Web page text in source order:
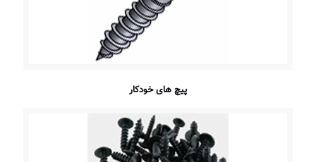
پیچ های خودکار